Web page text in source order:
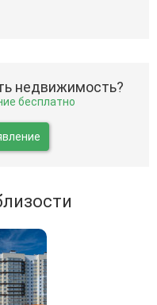
недвижимость?
бесплатно